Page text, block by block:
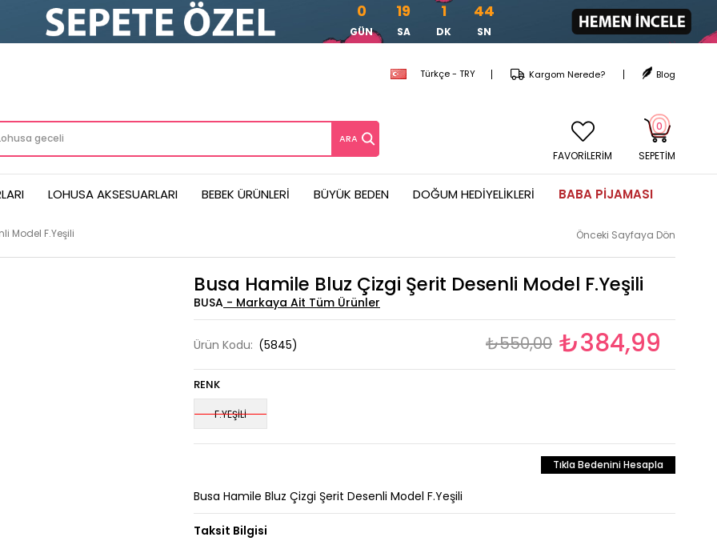
0
GÜN
19
SA
1
DK
43
SN
Türkçe - TRY Blog
Kargom Nerede?
SEPETIM
0
FAVORİLERİM
LOHUSA AKSESUARLARI BEBEK ÜRÜNLERI BÜYÜK BEDEN DOĞUM HEDIYELIKLERI BABA PIJAMASI
Model F.Yeşili Önceki Sayfaya Dön
Busa Hamile Bluz Çizgi Şerit Desenli Model F.Yeşili
BUSA
Ürün Kodu: (5845) ₺550,00 ₺384,99
RENK
F.YEŞİLİ
Tıkla Bedenini Hesapla
Busa Hamile Bluz Çizgi Şerit Desenli Model F.Yeşili